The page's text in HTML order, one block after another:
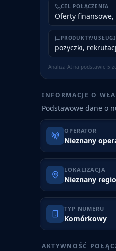
CEL POŁĄCZENIA
Oferty
PRODUKTY/USŁUGI
pożyczki,
Analiza AI na podstawie 5
INFORMACJE O
Podstawowe dane o
OPERATOR
Nieznany
LOKALIZACJA
Nieznany
TYP NUMERU
Komórkowy
AKTYWNOŚĆ